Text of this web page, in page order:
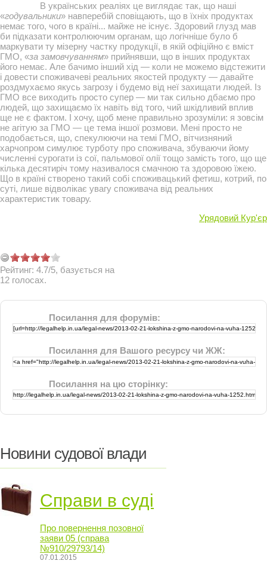
В українських реаліях це виглядає так, що наші
«годувальники» навперебій сповіщають, що в їхніх продуктах
немає того, чого в країні... майже не існує. Здоровий глузд мав
би підказати контролюючим органам, що логічніше було б
маркувати ту мізерну частку продукції, в якій офіційно є вміст
ГМО, «за замовчуванням» прийнявши, що в інших продуктах
його немає. Але бачимо інший хід — коли не можемо відстежити
і довести споживачеві реальних якостей продукту — давайте
роздмухаємо якусь загрозу і будемо від неї захищати людей. Із
ГМО все виходить просто супер — ми так сильно дбаємо про
людей, що захищаємо їх навіть від того, чий шкідливий вплив
ще не є фактом. І хочу, щоб мене правильно зрозуміли: я зовсім
не агітую за ГМО — це тема іншої розмови. Мені просто не
подобається, що, спекулюючи на темі ГМО, вітчизняний
харчопром симулює турботу про споживача, збуваючи йому
численні сурогати із сої, пальмової олії тощо замість того, що ще
кілька десятиріч тому називалося смачною та здоровою їжею.
Що в країні створено такий собі споживацький фетиш, котрий, по
суті, лише відволікає увагу споживача від реальних
характеристик товару.
Урядовий Кур'єр
Рейтинг: 4.7/5, базується на
12 голосах.
Посилання для форумів:
Посилання для Вашого ресурсу чи ЖЖ:
Посилання на цю сторінку:
Новини судової влади
Справи в суді
Про повернення позовної
заяви 05 (справа
№910/29793/14)
07.01.2015